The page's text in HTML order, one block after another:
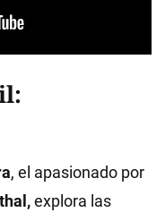
, el apasionado por
explora las